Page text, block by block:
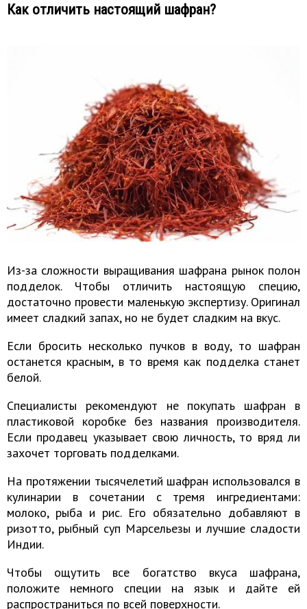
Как отличить настоящий шафран?
Из-за сложности выращивания шафрана рынок полон
подделок. Чтобы отличить настоящую специю,
достаточно провести маленькую экспертизу. Оригинал
имеет сладкий запах, но не будет сладким на вкус.
Если бросить несколько пучков в воду, то шафран
останется красным, в то время как подделка станет
белой.
Специалисты рекомендуют не покупать шафран в
пластиковой коробке без названия производителя.
Если продавец указывает свою личность, то вряд ли
захочет торговать подделками.
На протяжении тысячелетий шафран использовался в
кулинарии в сочетании с тремя ингредиентами:
молоко, рыба и рис. Его обязательно добавляют в
ризотто, рыбный суп Марсельезы и лучшие сладости
Индии.
Чтобы ощутить все богатство вкуса шафрана,
положите немного специи на язык и дайте ей
распространиться по всей поверхности.